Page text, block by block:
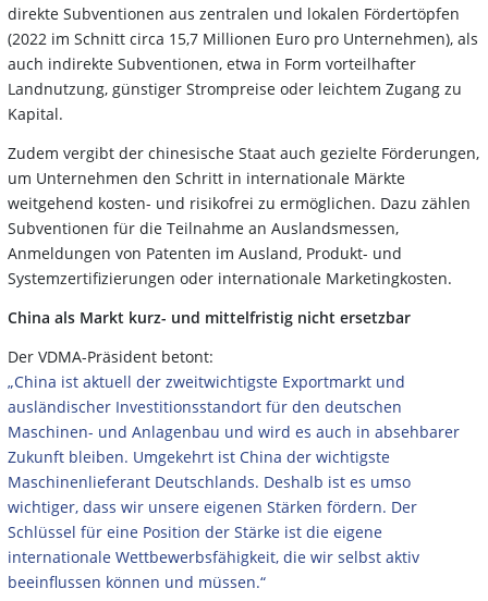
direkte Subventionen aus zentralen und lokalen Fördertöpfen
(2022 im Schnitt circa 15,7 Millionen Euro pro Unternehmen), als
auch indirekte Subventionen, etwa in Form vorteilhafter
Landnutzung, günstiger Strompreise oder leichtem Zugang zu
Kapital.
Zudem vergibt der chinesische Staat auch gezielte Förderungen,
um Unternehmen den Schritt in internationale Märkte
weitgehend kosten- und risikofrei zu ermöglichen. Dazu zählen
Subventionen für die Teilnahme an Auslandsmessen,
Anmeldungen von Patenten im Ausland, Produkt- und
Systemzertifizierungen oder internationale Marketingkosten.
China als Markt kurz- und mittelfristig nicht ersetzbar
Der VDMA-Präsident betont:
„China ist aktuell der zweitwichtigste Exportmarkt und
ausländischer Investitionsstandort für den deutschen
Maschinen- und Anlagenbau und wird es auch in absehbarer
Zukunft bleiben. Umgekehrt ist China der wichtigste
Maschinenlieferant Deutschlands. Deshalb ist es umso
wichtiger, dass wir unsere eigenen Stärken fördern. Der
Schlüssel für eine Position der Stärke ist die eigene
internationale Wettbewerbsfähigkeit, die wir selbst aktiv
beeinflussen können und müssen.“